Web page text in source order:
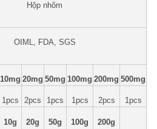
Hộp nhôm
OIML, FDA, SGS
10mg 20mg 50mg 100mg 200mg 500mg
1pcs 2pcs 1pcs 1pcs 2pcs 1pcs
10g 20g 50g 100g 200g